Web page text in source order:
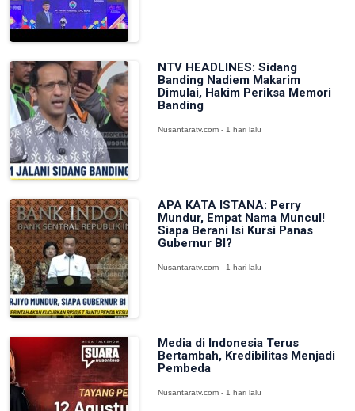
NTV HEADLINES: Sidang
Banding Nadiem Makarim
Dimulai, Hakim Periksa Memori
Banding
Nusantaratv.com - 1 hari lalu
APA KATA ISTANA: Perry
Mundur, Empat Nama Muncul!
Siapa Berani Isi Kursi Panas
Gubernur BI?
Nusantaratv.com - 1 hari lalu
Media di Indonesia Terus
Bertambah, Kredibilitas Menjadi
Pembeda
Nusantaratv.com - 1 hari lalu